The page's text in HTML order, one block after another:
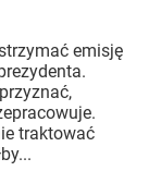
emisję
traktować